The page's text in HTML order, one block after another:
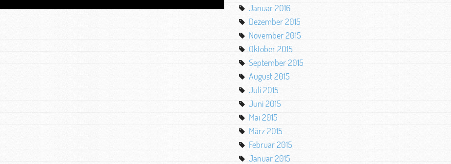
Januar 2016
Dezember 2015
November 2015
Oktober 2015
September 2015
August 2015
Juli 2015
Juni 2015
Mai 2015
März 2015
Februar 2015
Januar 2015